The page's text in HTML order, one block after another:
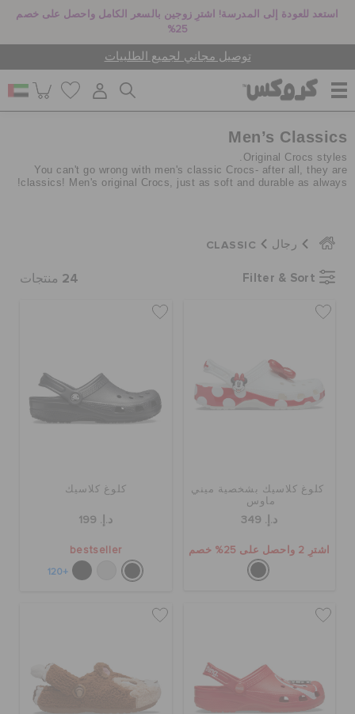
استعد للعودة إلى المدرسة! اشترِ زوجين بالسعر الكامل واحصل على خصم
25%
توصيل مجاني لجميع الطلبيات
للنساء
أطفال
جيبيتز تشارمز
كروكس لمكان العمل
تحديد موقع المتجر
Men’s Classics
Original Crocs styles.
You can't go wrong with men's classic Crocs- after all, they are
classics! Men's original Crocs, just as soft and durable as always!
رجال CLASSIC
Filter & Sort
24 منتجات
كلوغ كلاسيك بشخصية ميني
ماوس
د.إ. 349
اشترِ 2 واحصل على 25% خصم
كلوغ كلاسيك
د.إ. 199
bestseller
+120